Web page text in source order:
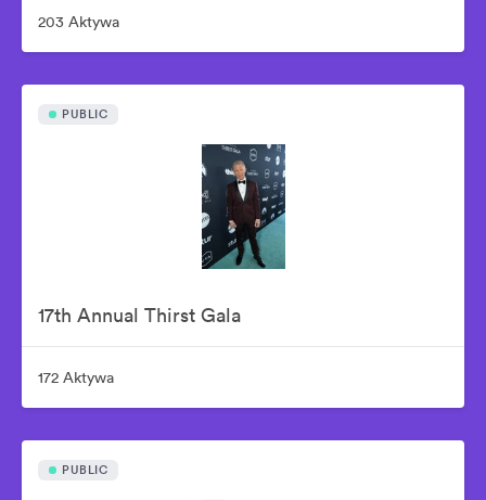
203 Aktywa
PUBLIC
17th Annual Thirst Gala
172 Aktywa
PUBLIC